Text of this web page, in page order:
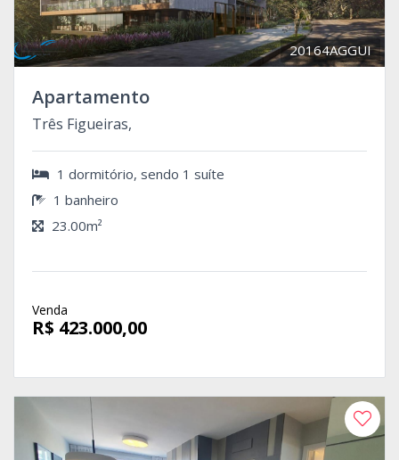
20164AGGUI
Apartamento
Três Figueiras,
1 dormitório, sendo 1 suíte
1 banheiro
23.00m²
Venda
R$ 423.000,00